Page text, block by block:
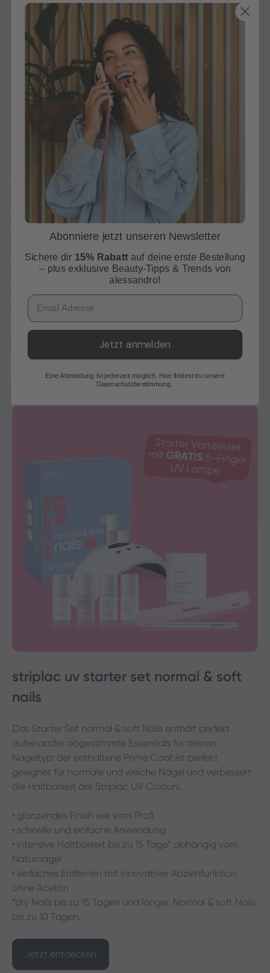
striplac uv starter set dry nails
Das perfekte Starter Set für trockene Nägel. Der
enthaltene Care & Gloss Pen versorgt trockene Nägel
mit einer extra Portion pflege und verleiht den Nägeln
abschließend einen zusätzlichen Glanz.
• strahlend, hochpigmentierte UV Farben
• abziehen wie einen Sticker
• kratzfest, kein Absplittern
• acetonfreie Ablösung möglich mit Peel Off Remover
striplac uv starter set normal & soft
nails
Das Starter Set normal & soft Nails enthält perfekt
aufeinander abgestimmte Essentials für deinen
Nageltyp: der enthaltene Prime Coat ist perfekt
geeignet für normale und weiche Nägel und verbessert
die Haltbarkeit der Striplac UV Colours.
• glänzendes Finish wie vom Profi
• schnelle und einfache Anwendung
• intensive Haltbarkeit bis zu 15 Tage* abhängig vom
Naturnagel
• einfaches Entfernen mit innovativer Abziehfunktion
ohne Aceton
*dry Nails bis zu 15 Tagen und länger. Normal & soft Nails
bis zu 10 Tagen.
Jetzt entdecken
Abonniere jetzt unseren Newsletter
Sichere dir 15% Rabatt auf deine erste Bestellung
– plus exklusive Beauty-Tipps & Trends von
alessandro!
Email
Jetzt anmelden
Eine Abmeldung ist jederzeit möglich. Hier findest du unsere
Datenschutzbestimmung.